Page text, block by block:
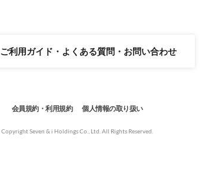
ご利用ガイド・よくある質問・お問い合わせ
会員規約・利用規約 個人情報の取り扱い
Copyright Seven & i Holdings Co., Ltd. All Rights Reserved.